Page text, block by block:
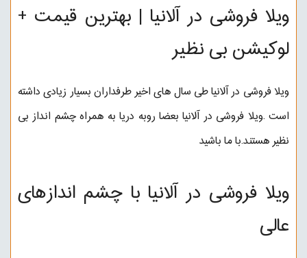
ویلا فروشی در آلانیا | بهترین قیمت +
لوکیشن بی نظیر
ویلا فروشی در آلانیا طی سال های اخیر طرفداران بسیار زیادی داشته
است .ویلا فروشی در آلانیا بعضا روبه دریا به همراه چشم انداز بی
نظیر هستند.با ما باشید
ویلا فروشی در آلانیا با چشم اندازهای
عالی